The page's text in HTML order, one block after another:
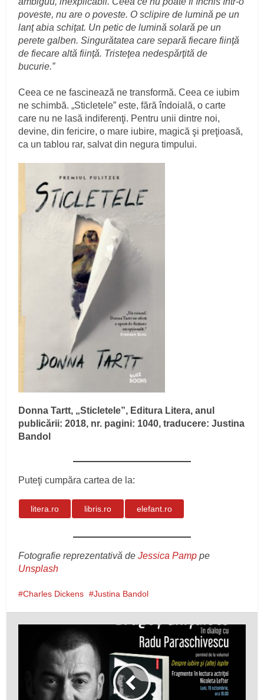
poveste, nu are o poveste. O sclipire de lumină pe un
lanţ abia schiţat. Un petic de lumină solară pe un
perete galben. Singurătatea care separă fiecare fiinţă
de fiecare altă fiinţă. Tristeţea nedespărţită de
bucurie.”
Ceea ce ne fascinează ne transformă. Ceea ce iubim
ne schimbă. „Sticletele” este, fără îndoială, o carte
care nu ne lasă indiferenţi. Pentru unii dintre noi,
devine, din fericire, o mare iubire, magică şi preţioasă,
ca un tablou rar, salvat din negura timpului.
Donna Tartt, „Sticletele”, Editura Litera, anul
publicării: 2018, nr. pagini: 1040, traducere: Justina
Bandol
Puteţi cumpăra cartea de la:
litera.ro libris.ro elefant.ro
Fotografie reprezentativă deJessica Pamp pe
Unsplash
Charles Dickens Justina Bandol